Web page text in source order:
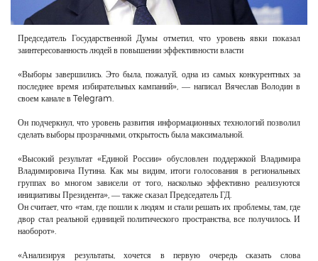
Председатель Государственной Думы отметил, что уровень явки показал
заинтересованность людей в повышении эффективности власти
«Выборы завершились. Это была, пожалуй, одна из самых конкурентных за
последнее время избирательных кампаний», — написал Вячеслав Володин в
своем канале в Telegram.
Он подчеркнул, что уровень развития информационных технологий позволил
сделать выборы прозрачными, открытость была максимальной.
«Высокий результат «Единой России» обусловлен поддержкой Владимира
Владимировича Путина. Как мы видим, итоги голосования в региональных
группах во многом зависели от того, насколько эффективно реализуются
инициативы Президента», — также сказал Председатель ГД.
Он считает, что «там, где пошли к людям и стали решать их проблемы, там, где
двор стал реальной единицей политического пространства, все получилось. И
наоборот».
«Анализируя результаты, хочется в первую очередь сказать слова